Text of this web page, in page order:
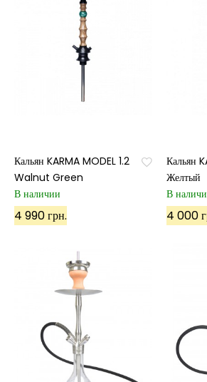
Кальян KARMA MODEL 1.2
Walnut Green
В наличии
4 990 грн.
Кальян
Желтый
В
4 000